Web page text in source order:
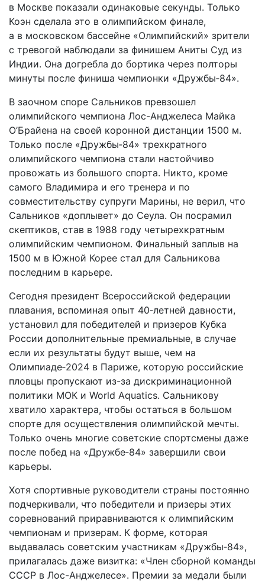
в Москве показали одинаковые секунды. Только
Коэн сделала это в олимпийском финале,
а в московском бассейне «Олимпийский» зрители
с тревогой наблюдали за финишем Аниты Суд из
Индии. Она догребла до бортика через полторы
минуты после финиша чемпионки «Дружбы‑84».
В заочном споре Сальников превзошел
олимпийского чемпиона Лос-Анджелеса Майка
О’Брайена на своей коронной дистанции 1500 м.
Только после «Дружбы‑84» трехкратного
олимпийского чемпиона стали настойчиво
провожать из большого спорта. Никто, кроме
самого Владимира и его тренера и по
совместительству супруги Марины, не верил, что
Сальников «доплывет» до Сеула. Он посрамил
скептиков, став в 1988 году четырехкратным
олимпийским чемпионом. Финальный заплыв на
1500 м в Южной Корее стал для Сальникова
последним в карьере.
Сегодня президент Всероссийской федерации
плавания, вспоминая опыт 40‑летней давности,
установил для победителей и призеров Кубка
России дополнительные премиальные, в случае
если их результаты будут выше, чем на
Олимпиаде‑2024 в Париже, которую российские
пловцы пропускают из-за дискриминационной
политики МОК и World Aquatics. Сальникову
хватило характера, чтобы остаться в большом
спорте для осуществления олимпийской мечты.
Только очень многие советские спортсмены даже
после побед на «Дружбе‑84» завершили свои
карьеры.
Хотя спортивные руководители страны постоянно
подчеркивали, что победители и призеры этих
соревнований приравниваются к олимпийским
чемпионам и призерам. К форме, которая
выдавалась советским участникам «Дружбы‑84»,
прилагалась даже визитка: «Член сборной команды
СССР в Лос-Анджелесе». Премии за медали были